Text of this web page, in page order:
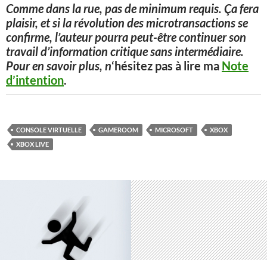
Comme dans la rue, pas de minimum requis. Ça fera
plaisir, et si la révolution des microtransactions se
confirme, l’auteur pourra peut-être continuer son
travail d’information critique sans intermédiaire.
Pour en savoir plus, n‘hésitez pas à lire ma Note
d’intention.
CONSOLE VIRTUELLE GAMEROOM MICROSOFT
XBOX
XBOX LIVE